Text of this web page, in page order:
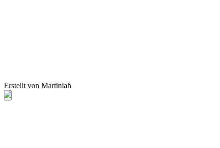
Erstellt von Martiniah